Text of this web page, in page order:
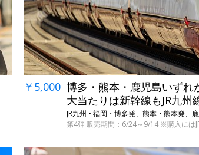
￥5,000 博多・熊本・鹿児島いず
大当たりは新幹線もJR九州
JR九州 • 福岡・博多発、熊本・熊本発、
第4弾 販売期間：6/24～9/14 ※購入には